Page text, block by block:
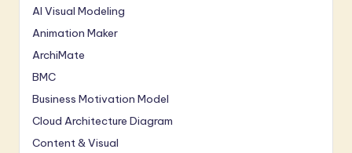
AI Visual Modeling
Animation Maker
ArchiMate
BMC
Business Motivation Model
Cloud Architecture Diagram
Content & Visual